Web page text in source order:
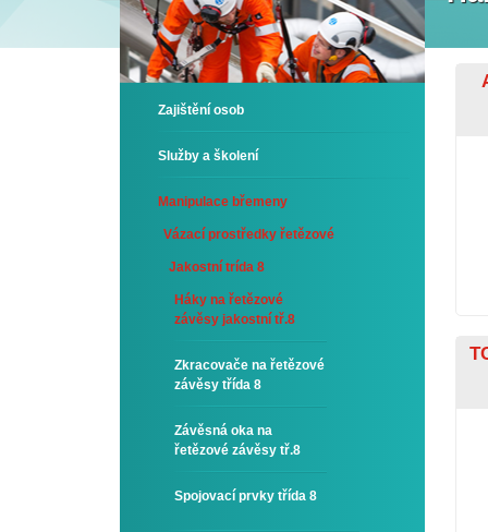
Zajištění osob
Služby a školení
Manipulace břemeny
Vázací prostředky řetězové
Jakostní trída 8
Háky na řetězové
závěsy jakostní tř.8
Zkracovače na řetězové
závěsy třída 8
Závěsná oka na
řetězové závěsy tř.8
Spojovací prvky třída 8